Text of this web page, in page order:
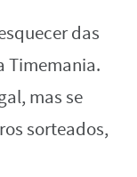
das
Timemania.
mas se
sorteados,